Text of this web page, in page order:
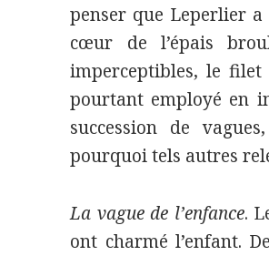
penser que Leperlier
cœur de l’épais
imperceptibles, le
pourtant employé en
succession de
pourquoi tels autres
La vague de l’enfance.
ont charmé l’enfant.